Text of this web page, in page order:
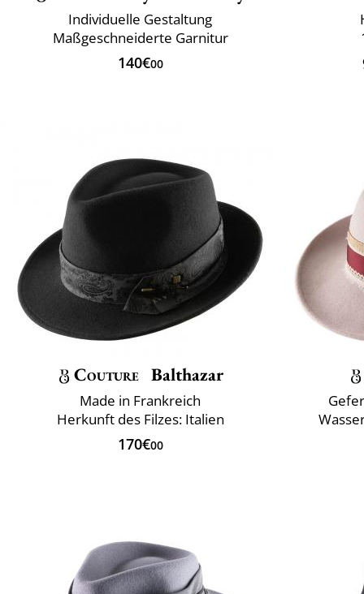
Individuelle Gestaltung
Maßgeschneiderte Garnitur
140€00
Couture Balthazar
Made in Frankreich
Herkunft des Filzes: Italien
170€00